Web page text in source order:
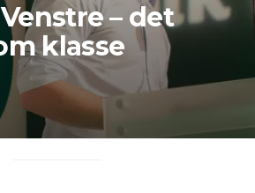
– det
klasse